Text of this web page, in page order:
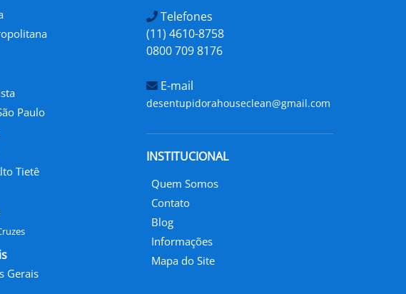
Paulo
Tietê
Gerais
Telefones
(11) 4610-8758
0800 709 8176
E-mail
desentupidorahouseclean@gmail.com
INSTITUCIONAL
Quem Somos
Contato
Blog
Informações
Mapa do Site